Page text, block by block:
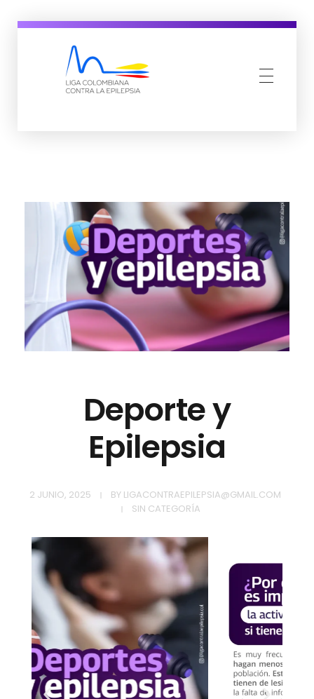
Deporte y
Epilepsia
2 JUNIO, 2025 BY LIGACONTRAEPILEPSIA@GMAIL.COM
SIN CATEGORÍA